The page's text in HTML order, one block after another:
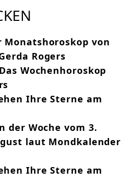
Monatshoroskop von
Rogers
Wochenhoroskop
Ihre Sterne am
der Woche vom 3.
laut Mondkalender
Ihre Sterne am